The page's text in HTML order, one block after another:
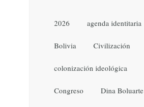
2026 agenda identitaria
Bolivia Civilización
colonización ideológica
Congreso Dina Boluarte